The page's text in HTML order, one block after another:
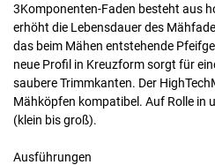
3Komponenten-Faden besteht aus
erhöht die Lebensdauer des
das beim Mähen entstehende
neue Profil in Kreuzform sorgt für
saubere Trimmkanten. Der
Mähköpfen kompatibel. Auf Rolle in
(klein bis groß).
Ausführungen